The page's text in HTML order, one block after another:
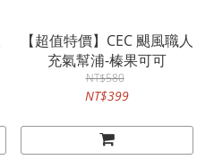
【超值特價】CEC 颶風職人
充氣幫浦-榛果可可
NT$580
NT$399